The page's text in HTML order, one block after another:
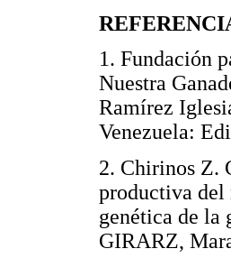
1. Fundación
Nuestra
Ramírez
Venezuela:
2. Chirinos Z.
productiva del
genética de
GIRARZ,